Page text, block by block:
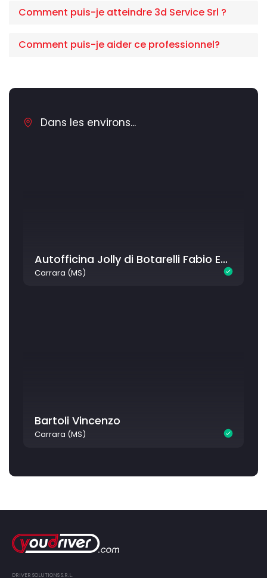
Comment puis-je atteindre 3d Service Srl ?
Comment puis-je aider ce professionnel?
Dans les environs...
Autofficina Jolly di Botarelli Fabio Eurorepar
Carrara (MS)
Bartoli Vincenzo
Carrara (MS)
DRIVER SOLUTIONS S.R.L.